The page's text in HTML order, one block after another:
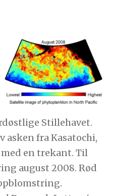
Stillehavet.
asken fra Kasatochi,
en trekant. Til
august 2008. Rød